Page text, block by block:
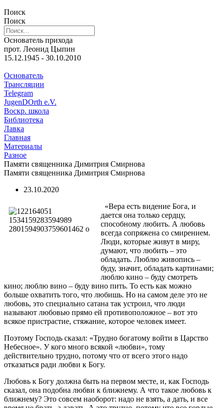
Поиск
Поиск
Основатель прихода
прот. Леонид Цыпин
15.12.1945 - 30.10.2010
Основатель
Трансляции
Telegram
JugenDOrth e.V.
Воскр. школа
Библиотека
Лавка
Главная
Материалы
Разное
Памяти священника Димитрия Смирнова
Памяти священника Димитрия Смирнова
23.10.2020
«Вера есть видение Бога, и
дается она только сердцу,
способному любить. А любовь
всегда сопряжена со смирением.
Люди, которые живут в миру,
думают, что любить – это
обладать. Люблю живопись –
буду, значит, обладать картинами;
люблю кино – буду смотреть
кино; люблю вино – буду вино пить. То есть как можно
больше охватить того, что любишь. Но на самом деле это не
любовь, это специально сатана так устроил, что люди
называют любовью прямо ей противоположное – вот это
всякое пристрастие, стяжание, которое человек имеет.
Поэтому Господь сказал: «Трудно богатому войти в Царство
Небесное». У кого много всякой «любви», тому
действительно трудно, потому что от всего этого надо
отказаться ради любви к Богу.
Любовь к Богу должна быть на первом месте, и, как Господь
сказал, она подобна любви к ближнему. А что такое любовь к
ближнему? Это совсем наоборот: надо не взять, а дать, и все